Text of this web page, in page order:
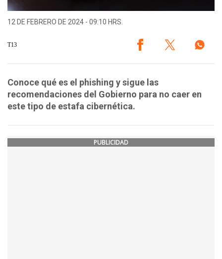
12 DE FEBRERO DE 2024 - 09:10 HRS.
T13
Conoce qué es el phishing y sigue las
recomendaciones del Gobierno para no caer en
este tipo de estafa cibernética.
PUBLICIDAD